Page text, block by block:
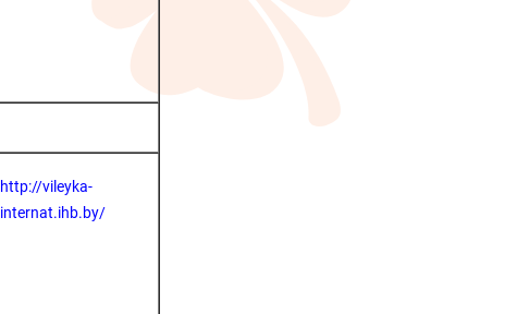
http://vileyka-
internat.ihb.by/